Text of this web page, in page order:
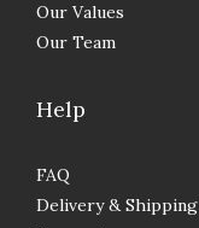
Our Values
Our Team
Help
FAQ
Delivery & Shipping